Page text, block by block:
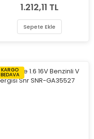
1.212,11 TL
Sepete Ekle
KARGO
BEDAVA